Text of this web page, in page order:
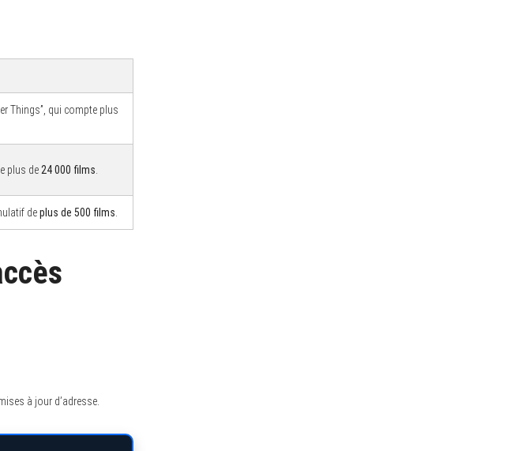
Things”, qui compte plus
plus de 24 000 films
deplus de 500 films
à jour d’adresse.